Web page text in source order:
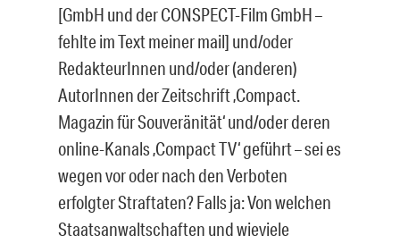
[GmbH und der CONSPECT-Film GmbH –
fehlte im Text meiner mail] und/oder
RedakteurInnen und/oder (anderen)
AutorInnen der Zeitschrift ‚Compact.
Magazin für Souveränität‘ und/oder deren
online-Kanals ‚Compact TV‘ geführt – sei es
wegen vor oder nach den Verboten
erfolgter Straftaten? Falls ja: Von welchen
Staatsanwaltschaften und wieviele